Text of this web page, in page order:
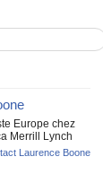
Europe chez
Merrill Lynch
Laurence Boone